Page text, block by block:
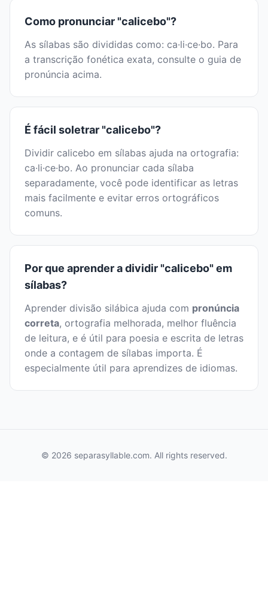
Como pronunciar "calicebo"?
As sílabas são divididas como: ca·li·ce·bo. Para
a transcrição fonética exata, consulte o guia de
pronúncia acima.
É fácil soletrar "calicebo"?
Dividir calicebo em sílabas ajuda na ortografia:
ca·li·ce·bo. Ao pronunciar cada sílaba
separadamente, você pode identificar as letras
mais facilmente e evitar erros ortográficos
comuns.
Por que aprender a dividir "calicebo" em
sílabas?
Aprender divisão silábica ajuda com pronúncia
correta, ortografia melhorada, melhor fluência
de leitura, e é útil para poesia e escrita de letras
onde a contagem de sílabas importa. É
especialmente útil para aprendizes de idiomas.
© 2026 separasyllable.com. All rights reserved.